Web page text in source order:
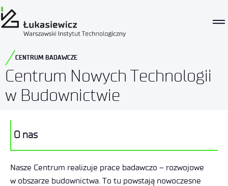
CENTRUM BADAWCZE
Centrum Nowych Technologii
w Budownictwie
O nas
Nasze Centrum realizuje prace badawczo – rozwojowe
w obszarze budownictwa. To tu powstają nowoczesne